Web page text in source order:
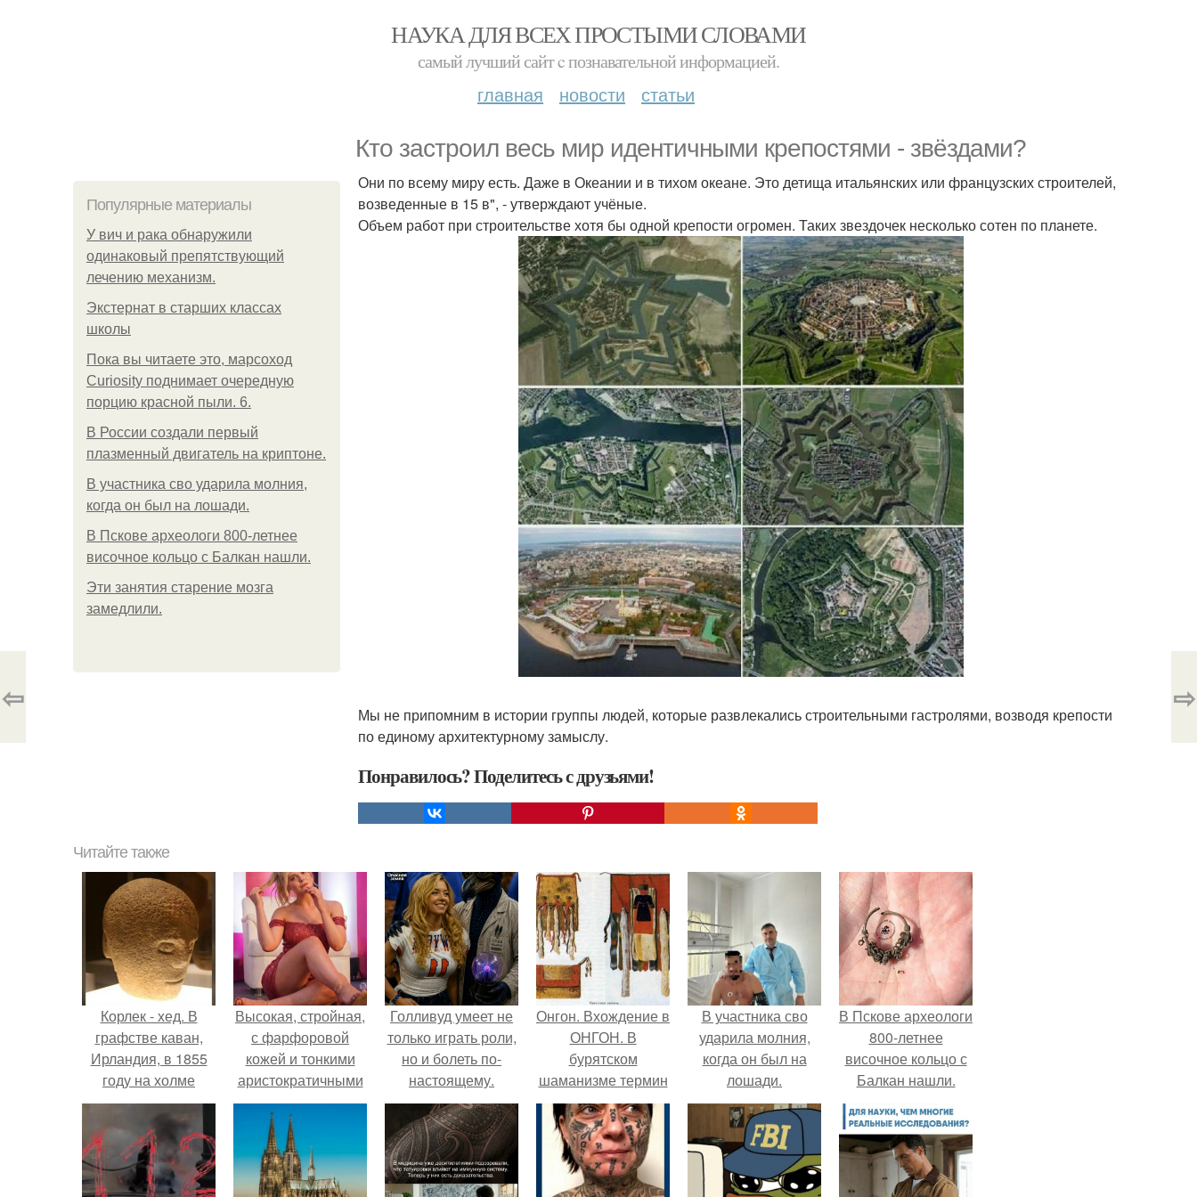
НАУКА ДЛЯ ВСЕХ ПРОСТЫМИ СЛОВАМИ
самый лучший сайт c познавательной информацией.
главная новости статьи
Кто застроил весь мир идентичными крепостями - звёздами?
Популярные материалы
У вич и рака обнаружили
одинаковый препятствующий
лечению механизм.
Экстернат в старших классах
школы
Пока вы читаете это, марсоход
Curiosity поднимает очередную
порцию красной пыли. 6.
В России создали первый
плазменный двигатель на криптоне.
В участника сво ударила молния,
когда он был на лошади.
В Пскове археологи 800-летнее
височное кольцо с Балкан нашли.
Эти занятия старение мозга
замедлили.
Они по всему миру есть. Даже в Океании и в тихом океане. Это детища итальянских или французских строителей,
возведенные в 15 в", - утверждают учёные.
Объем работ при строительстве хотя бы одной крепости огромен. Таких звездочек несколько сотен по планете.
Мы не припомним в истории группы людей, которые развлекались строительными гастролями, возводя крепости
по единому архитектурному замыслу.
Понравилось? Поделитесь с друзьями!
⇦ ⇨
Читайте также
Корлек - хед. В
графстве каван,
Ирландия, в 1855
году на холме
корлек (холм
смерти) нашли
каменную
скульптуру под
названием корлек -
Высокая, стройная,
с фарфоровой
кожей и тонкими
аристократичными
чертами, эль
выглядит так, будто
сошла с полотна
художника.
Голливуд умеет не
только играть роли,
но и болеть по-
настоящему.
Онгон. Вхождение в
ОНГОН. В
бурятском
шаманизме термин
онгон означает
"Божество, дух".
В участника сво
ударила молния,
когда он был на
лошади.
В Пскове археологи
800-летнее
височное кольцо с
Балкан нашли.